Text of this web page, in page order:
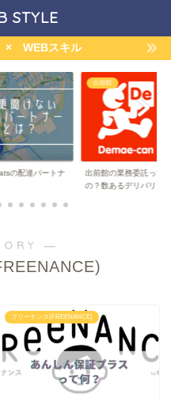
STYLE
× WEBスキル
の配達パートナ
出前館
出前館の業務委託って
の？数あるデリバリー...
―
フリーナンス(FREENANCE)